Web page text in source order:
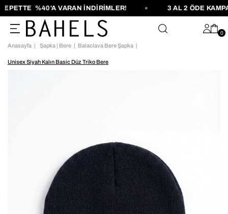
%40'A VARAN İNDİRİMLER! 3 AL 2 ÖDE
0
Anasayfa Şapka | Bere Balaclava Bere Şapka
Unisex Siyah Kalın Basic Düz Triko Bere